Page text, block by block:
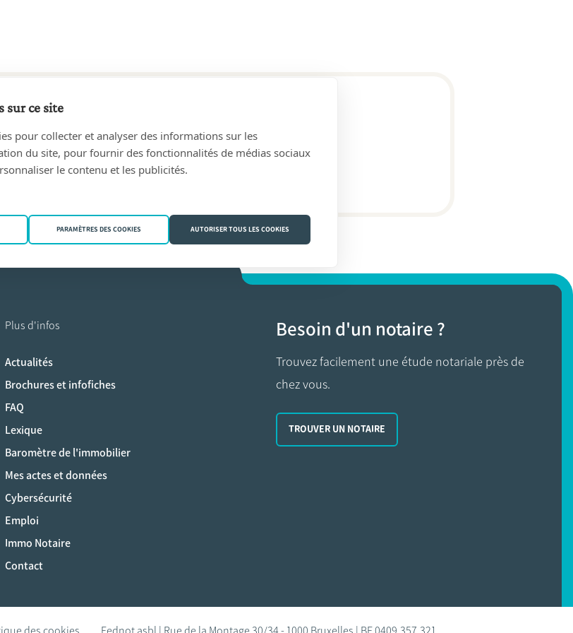
2007
ANTOINE FRIPPIAT(6920 Wellin)
Plus d'infos
Actualités
Brochures et infofiches
FAQ
Lexique
Baromètre de l'immobilier
Mes actes et données
Cybersécurité
Emploi
Immo Notaire
Contact
Besoin d'un notaire ?
Trouvez facilement une étude notariale près de
chez vous.
TROUVER UN NOTAIRE
sur ce site
pour collecter et analyser des informations sur les
du site, pour fournir des fonctionnalités de médias sociaux
le contenu et les publicités.
PARAMÈTRES DES COOKIES AUTORISER TOUS LES COOKIES